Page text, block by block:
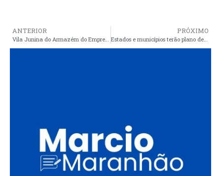
ANTERIOR
Vila Junina do Armazém do Empreendedor do Maranhão no Ipem conquista visitantes no primeiro final de semana
PRÓXIMO
Estados e municípios terão plano de combate à violência contra mulher